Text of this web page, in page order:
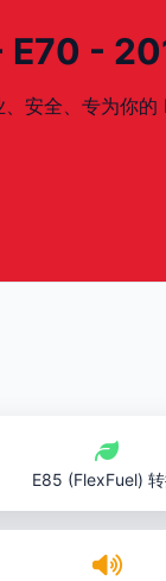
E70 -
、安全、专为你
E85 (FlexFuel)